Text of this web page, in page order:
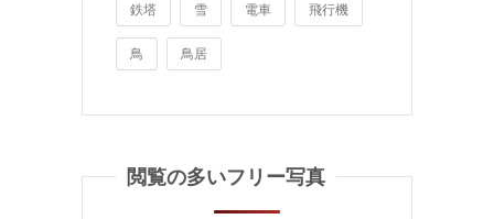
鉄塔 雪 電車 飛行機
鳥 鳥居
閲覧の多いフリー写真